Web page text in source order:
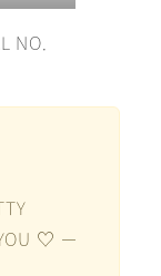
NO.
♡ －